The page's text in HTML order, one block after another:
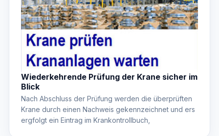
Wiederkehrende Prüfung der Krane sicher im
Blick
Nach Abschluss der Prüfung werden die überprüften
Krane durch einen Nachweis gekennzeichnet und ers
ergfolgt ein Eintrag im Krankontrollbuch,